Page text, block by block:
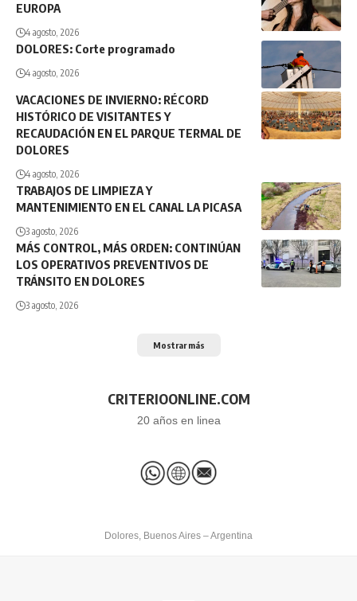
EUROPA
4 agosto, 2026
DOLORES: Corte programado
4 agosto, 2026
VACACIONES DE INVIERNO: RÉCORD
HISTÓRICO DE VISITANTES Y
RECAUDACIÓN EN EL PARQUE TERMAL DE
DOLORES
4 agosto, 2026
TRABAJOS DE LIMPIEZA Y
MANTENIMIENTO EN EL CANAL LA PICASA
3 agosto, 2026
MÁS CONTROL, MÁS ORDEN: CONTINÚAN
LOS OPERATIVOS PREVENTIVOS DE
TRÁNSITO EN DOLORES
3 agosto, 2026
Mostrar más
CRITERIOONLINE.COM
20 años en linea
Dolores, Buenos Aires – Argentina